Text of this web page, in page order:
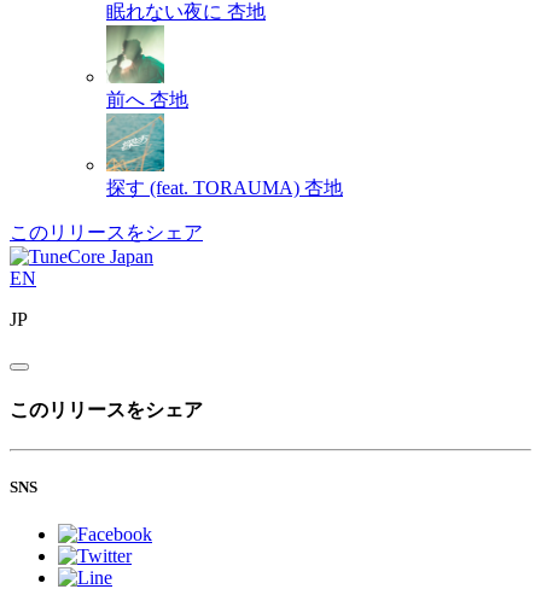
眠れない夜に 杏地
前へ 杏地
探す (feat. TORAUMA) 杏地
このリリースをシェア
EN
JP
このリリースをシェア
SNS